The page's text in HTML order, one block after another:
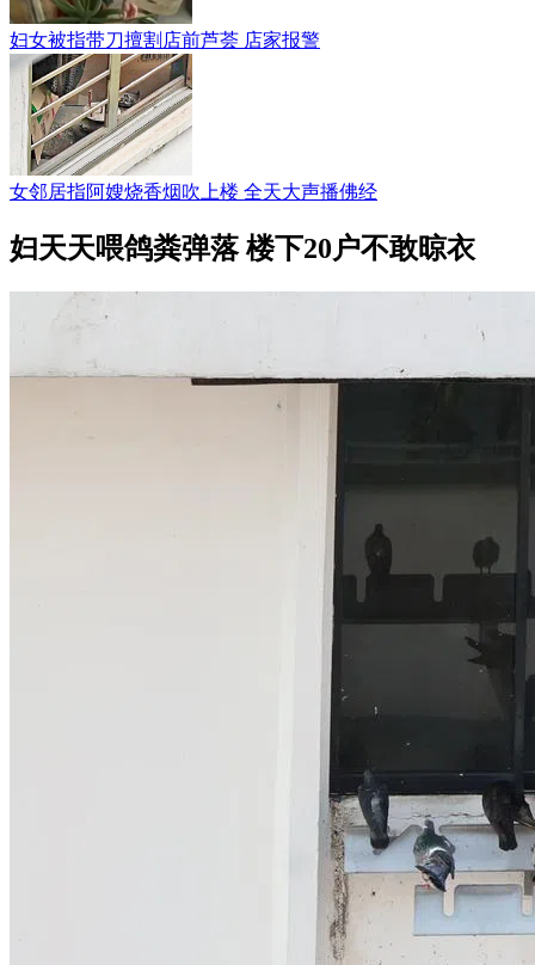
妇女被指带刀擅割店前芦荟 店家报警
女邻居指阿嫂烧香烟吹上楼 全天大声播佛经
妇天天喂鸽粪弹落 楼下20户不敢晾衣